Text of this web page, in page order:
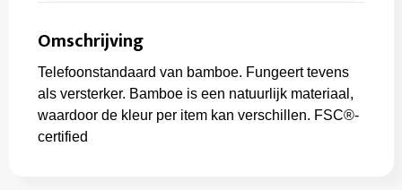
Omschrijving
Telefoonstandaard van bamboe. Fungeert tevens
als versterker. Bamboe is een natuurlijk materiaal,
waardoor de kleur per item kan verschillen. FSC®-
certified